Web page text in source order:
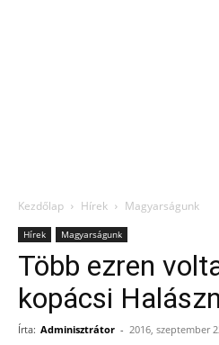
Kezdőlap Hírek Magyarságunk
Hírek Magyarságunk
Több ezren
kopácsi
Írta: Adminisztrátor - 2016, szeptember